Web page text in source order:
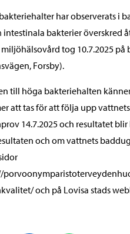
har observerats i
intestinala bakterier överskred
tog 10.7.2025 på
Forsby).
till höga bakteriehalten
att tas för att följa upp
14.7.2025 och resultatet
och om vattnets
och på Lovisa stads